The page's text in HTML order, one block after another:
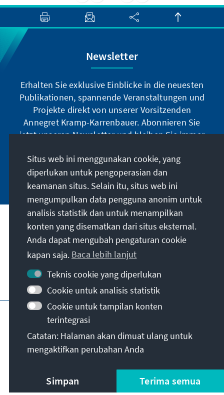
Newsletter
Erhalten Sie exklusive Einblicke in die neuesten
Publikationen, spannende Veranstaltungen und
Projekte direkt von unserer Vorsitzenden
Annegret Kramp-Karrenbauer. Abonnieren Sie
jetzt unseren Newsletter und bleiben Sie immer
Jetzt abonnieren
Misi kami
Kontak
Penawaran lebih lanjut dari yayasan
Jejak Kebijakan privasi
Syarat penggunaan
Erklärung zur Barrierefreiheit
Peta situs
© Konrad-Adenauer-Stiftung e.V. 2026
Situs web ini menggunakan cookie, yang
diperlukan untuk pengoperasian dan
keamanan situs. Selain itu, situs web ini
mengumpulkan data pengguna anonim untuk
analisis statistik dan untuk menampilkan
konten yang disematkan dari situs eksternal.
Anda dapat mengubah pengaturan cookie
kapan saja. Baca lebih lanjut
Teknis cookie yang diperlukan
Cookie untuk analisis statistik
Cookie untuk tampilan konten
terintegrasi
Catatan: Halaman akan dimuat ulang untuk
mengaktifkan perubahan Anda
Simpan Terima semua